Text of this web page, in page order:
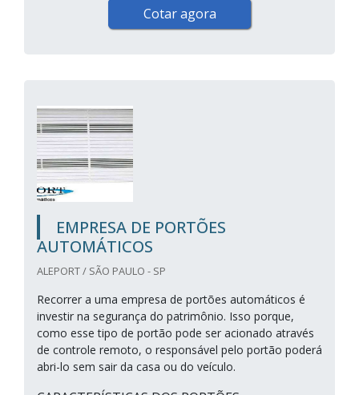
Cotar agora
EMPRESA DE PORTÕES
AUTOMÁTICOS
ALEPORT / SÃO PAULO - SP
Recorrer a uma empresa de portões automáticos é
investir na segurança do patrimônio. Isso porque,
como esse tipo de portão pode ser acionado através
de controle remoto, o responsável pelo portão poderá
abri-lo sem sair da casa ou do veículo.